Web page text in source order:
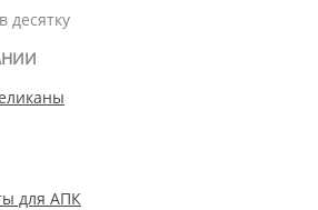
десятку
для АПК